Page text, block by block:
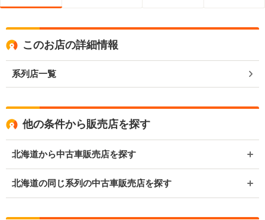
このお店の詳細情報
系列店一覧
他の条件から販売店を探す
北海道から中古車販売店を探す
北海道の同じ系列の中古車販売店を探す